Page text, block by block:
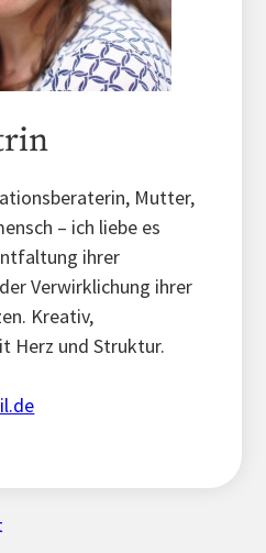
Mutter,
– ich liebe es
ihrer
Verwirklichung ihrer
Kreativ,
Herz und Struktur.